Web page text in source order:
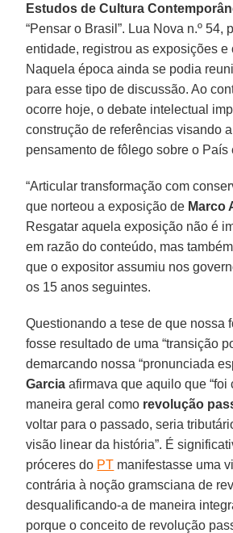
Estudos de Cultura
“Pensar o Brasil”. Lua Nova n.º 54,
entidade, registrou as exposições e
Naquela época ainda se podia
para esse tipo de discussão. Ao
ocorre hoje, o debate intelectual
construção de referências visando
pensamento de fôlego sobre o País
“Articular transformação com
que norteou a exposição de Marco
Resgatar aquela exposição não é
em razão do conteúdo, mas
que o expositor assumiu nos
os 15 anos seguintes.
Questionando a tese de que nossa
fosse resultado de uma “transição
demarcando nossa “pronunciada
Garcia afirmava que aquilo que
maneira geral como revolução
voltar para o passado, seria
visão linear da história”. É
próceres do PT manifestasse uma
contrária à noção gramsciana de
desqualificando-a de maneira
porque o conceito de revolução